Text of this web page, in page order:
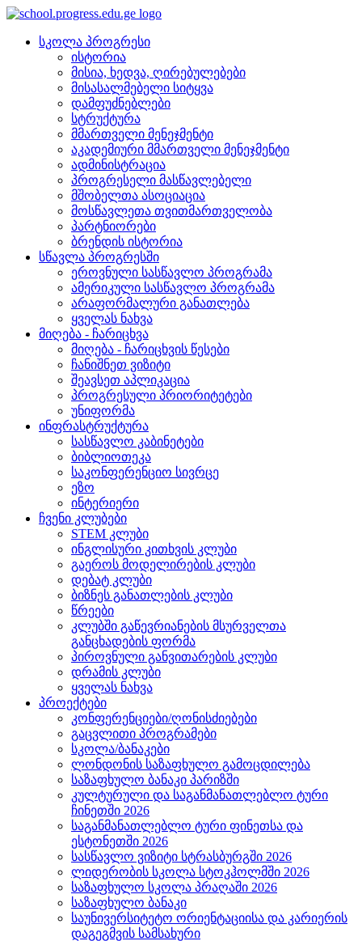
სკოლა პროგრესი
ისტორია
მისია, ხედვა, ღირებულებები
მისასალმებელი სიტყვა
დამფუძნებლები
სტრუქტურა
მმართველი მენეჯმენტი
აკადემიური მმართველი მენეჯმენტი
ადმინისტრაცია
პროგრესელი მასწავლებელი
მშობელთა ასოციაცია
მოსწავლეთა თვითმართველობა
პარტნიორები
ბრენდის ისტორია
სწავლა პროგრესში
ეროვნული სასწავლო პროგრამა
ამერიკული სასწავლო პროგრამა
არაფორმალური განათლება
ყველას ნახვა
მიღება - ჩარიცხვა
მიღება - ჩარიცხვის წესები
ჩანიშნეთ ვიზიტი
შეავსეთ აპლიკაცია
პროგრესული პრიორიტეტები
უნიფორმა
ინფრასტრუქტურა
სასწავლო კაბინეტები
ბიბლიოთეკა
საკონფერენციო სივრცე
ეზო
ინტერიერი
ჩვენი კლუბები
STEM კლუბი
ინგლისური კითხვის კლუბი
გაეროს მოდელირების კლუბი
დებატ კლუბი
ბიზნეს განათლების კლუბი
წრეები
კლუბში გაწევრიანების მსურველთა
განცხადების ფორმა
პიროვნული განვითარების კლუბი
დრამის კლუბი
ყველას ნახვა
პროექტები
კონფერენციები/ღონისძიებები
გაცვლითი პროგრამები
სკოლა/ბანაკები
ლონდონის საზაფხულო გამოცდილება
საზაფხულო ბანაკი პარიზში
კულტურული და საგანმანათლებლო ტური
ჩინეთში 2026
საგანმანათლებლო ტური ფინეთსა და
ესტონეთში 2026
სასწავლო ვიზიტი სტრასბურგში 2026
ლიდერობის სკოლა სტოკჰოლმში 2026
საზაფხულო სკოლა პრაღაში 2026
საზაფხულო ბანაკი
საუნივერსიტეტო ორიენტაციისა და კარიერის
დაგეგმვის სამსახური